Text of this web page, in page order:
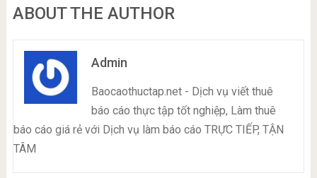
ABOUT THE AUTHOR
Admin
Baocaothuctap.net - Dịch vụ viết thuê
báo cáo thực tập tốt nghiệp, Làm thuê
báo cáo giá rẻ với Dịch vụ làm báo cáo TRỰC TIẾP, TẬN
TÂM